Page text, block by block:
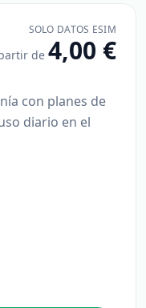
SOLO DATOS ESIM
de 4,00 €
con planes de
diario en el